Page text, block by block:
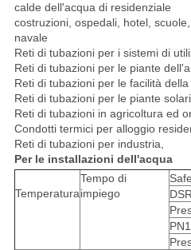
calde dell'acqua di residenziale
costruzioni, ospedali, hotel,
navale
Reti di tubazioni per i sistemi di
Reti di tubazioni per le piante
Reti di tubazioni per le facilità
Reti di tubazioni per le piante solari
Reti di tubazioni in agricoltura ed
Condotti termici per alloggio
Reti di tubazioni per industria,
Per le installazioni dell'acqua
Temperatura
Tempo di
impiego